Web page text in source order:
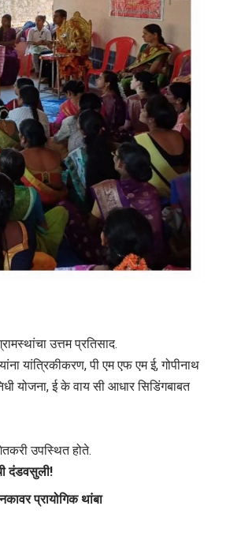
उत्तम प्रतिसाद.
यांत्रिकीकरण, पी एम एफ एम ई, गोपीनाथ
योजना, ई के वाय सी आधार सिडिंगबाबत
उपस्थित होते.
दंडवसुली!
प्रायोगिक थांबा